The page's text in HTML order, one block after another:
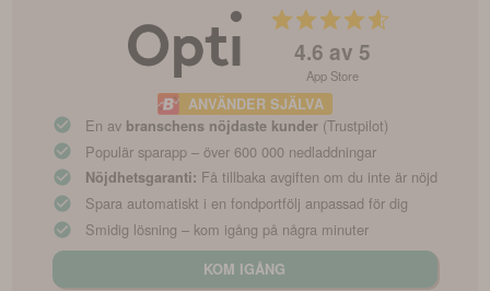
4.6 av 5
App Store
ANVÄNDER SJÄLVA
En av branschens nöjdaste kunder (Trustpilot)
Populär sparapp – över 600 000 nedladdningar
Nöjdhetsgaranti: Få tillbaka avgiften om du inte är nöjd
Spara automatiskt i en fondportfölj anpassad för dig
Smidig lösning – kom igång på några minuter
KOM IGÅNG